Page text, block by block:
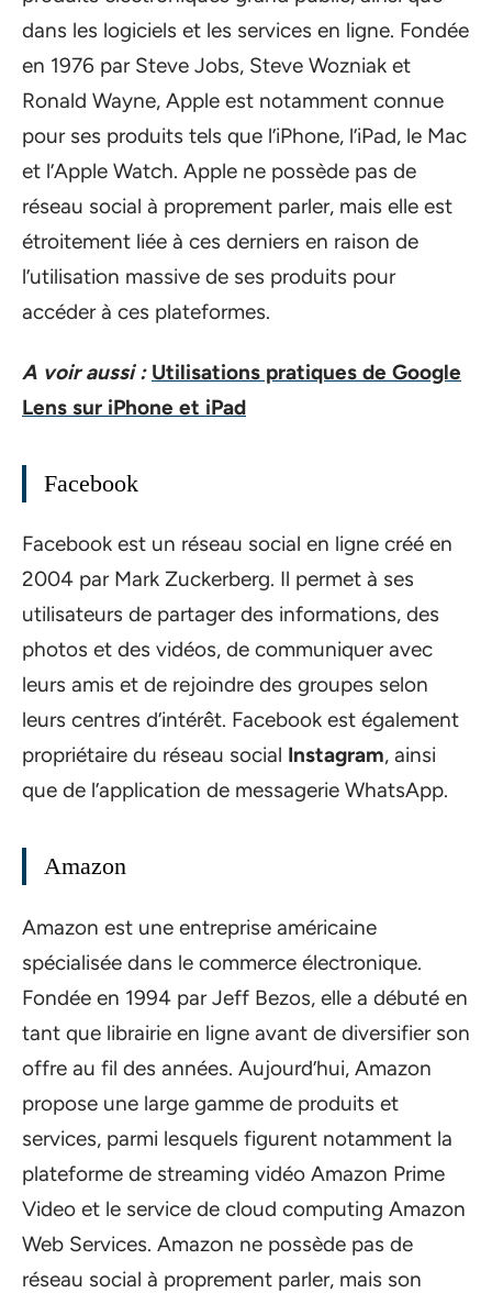
dans les logiciels et les services en ligne. Fondée
en 1976 par Steve Jobs, Steve Wozniak et
Ronald Wayne, Apple est notamment connue
pour ses produits tels que l’iPhone, l’iPad, le Mac
et l’Apple Watch. Apple ne possède pas de
réseau social à proprement parler, mais elle est
étroitement liée à ces derniers en raison de
l’utilisation massive de ses produits pour
accéder à ces plateformes.
A voir aussi : Utilisations pratiques de Google
Lens sur iPhone et iPad
Facebook
Facebook est un réseau social en ligne créé en
2004 par Mark Zuckerberg. Il permet à ses
utilisateurs de partager des informations, des
photos et des vidéos, de communiquer avec
leurs amis et de rejoindre des groupes selon
leurs centres d’intérêt. Facebook est également
propriétaire du réseau social Instagram, ainsi
que de l’application de messagerie WhatsApp.
Amazon
Amazon est une entreprise américaine
spécialisée dans le commerce électronique.
Fondée en 1994 par Jeff Bezos, elle a débuté en
tant que librairie en ligne avant de diversifier son
offre au fil des années. Aujourd’hui, Amazon
propose une large gamme de produits et
services, parmi lesquels figurent notamment la
plateforme de streaming vidéo Amazon Prime
Video et le service de cloud computing Amazon
Web Services. Amazon ne possède pas de
réseau social à proprement parler, mais son